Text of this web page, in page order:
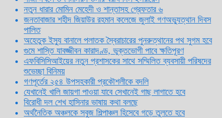
নতুন ধারার মোমিন মেহেদী ও শান্তাসহ গ্রেফতার ৬
জনতাবাজার শহীদ জিয়াউর রহমান কলেজে জুলাই গণঅভ্যুত্থান দিবস
পালিত
অহেতুক ইস্যু বানালে পলাতক স্বৈরাচারের পুনরুত্থানের পথ সুগম হবে
গুমে শাস্তি যাবজ্জীবন কারাদণ্ড, ভুক্তভোগী পাবে ক্ষতিপূরণ
এফবিসিসিআইয়ের নতুন প্রশাসকের সাথে সম্মিলিত ব্যবসায়ী পরিষদের
শুভেচ্ছা বিনিময়
গণপূর্তের ২৫৪ উপসহকারী প্রকৌশলীকে বদলি
যেখানেই খালি জায়গা পাওয়া যাবে সেখানেই গাছ লাগাতে হবে
বিরোধী দল শেখ হাসিনার ভাষায় কথা বলছে
অর্থনৈতিক অঞ্চলকে সবুজ শিল্পাঞ্চল হিসেবে গড়ে তুলতে হবে